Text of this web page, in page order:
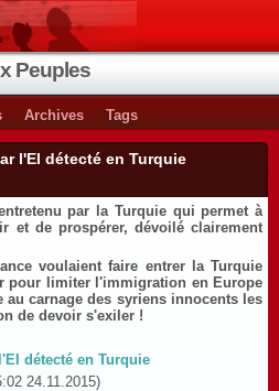
Peuples
Archives Tags
l'EI détecté en Turquie
par la Turquie qui permet à
et de prospérer, dévoilé clairement
voulaient faire entrer la Turquie
pour limiter l'immigration en Europe
carnage des syriens innocents les
de devoir s'exiler !
détecté en Turquie
24.11.2015)